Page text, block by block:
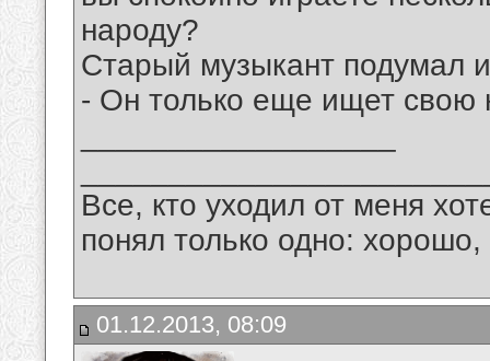
народу?
Старый музыкант подумал
- Он только еще ищет свою
Все, кто уходил от меня
понял только одно:
01.12.2013, 08:09